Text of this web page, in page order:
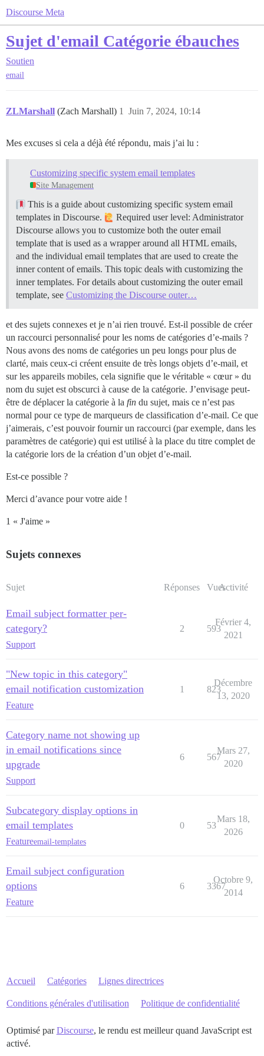
Discourse Meta
Sujet d'email Catégorie ébauches
Soutien
email
ZLMarshall (Zach Marshall) Juin 7, 2024, 10:14
1
Mes excuses si cela a déjà été répondu, mais j’ai lu :
Customizing specific system email templates
Site Management
This is a guide about customizing specific system email
templates in Discourse.
Required user level: Administrator
Discourse allows you to customize both the outer email
template that is used as a wrapper around all HTML emails,
and the individual email templates that are used to create the
inner content of emails. This topic deals with customizing the
inner templates. For details about customizing the outer email
template, see Customizing the Discourse outer…
et des sujets connexes et je n’ai rien trouvé. Est-il possible de créer
un raccourci personnalisé pour les noms de catégories d’e-mails ?
Nous avons des noms de catégories un peu longs pour plus de
clarté, mais ceux-ci créent ensuite de très longs objets d’e-mail, et
sur les appareils mobiles, cela signifie que le véritable « cœur » du
nom du sujet est obscurci à cause de la catégorie. J’envisage peut-
être de déplacer la catégorie à la fin du sujet, mais ce n’est pas
normal pour ce type de marqueurs de classification d’e-mail. Ce que
j’aimerais, c’est pouvoir fournir un raccourci (par exemple, dans les
paramètres de catégorie) qui est utilisé à la place du titre complet de
la catégorie lors de la création d’un objet d’e-mail.
Est-ce possible ?
Merci d’avance pour votre aide !
1 « J'aime »
Sujets connexes
Sujet Réponses VuesActivité
Email subject formatter per-
category?
Support
2 593
Février 4,
2021
"New topic in this category"
email notification customization
Feature
1 823
Décembre
13, 2020
Category name not showing up
in email notifications since
upgrade
Support
6 567
Mars 27,
2020
Subcategory display options in
email templates
Featureemail-templates
0 53
Mars 18,
2026
Email subject configuration
options
Feature
6 3367
Octobre 9,
2014
Accueil Catégories Lignes directrices
Conditions générales d'utilisation Politique de confidentialité
Optimisé parDiscourse, le rendu est meilleur quand JavaScript est
activé.